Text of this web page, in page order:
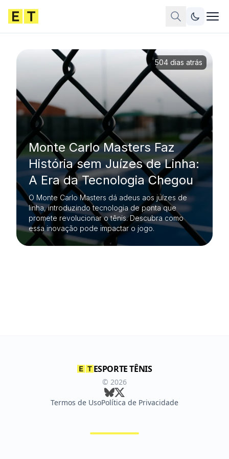
Monte Carlo Masters Faz
História sem Juízes de Linha:
A Era da Tecnologia Chegou
O Monte Carlo Masters dá adeus aos juízes de
linha, introduzindo tecnologia de ponta que
promete revolucionar o tênis. Descubra como
essa inovação pode impactar o jogo.
504 dias atrás
ESPORTE TÊNIS
© 2026
Termos de UsoPolítica de Privacidade